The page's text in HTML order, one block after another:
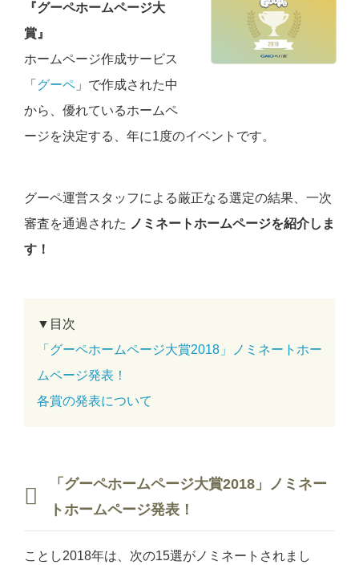
『グーペホームページ大
賞』
ホームページ作成サービス
「 グーペ 」で作成された中
から、優れているホームペ
ージを決定する、年に1度のイベントです。
グーペ運営スタッフによる厳正なる選定の結果、一次
審査を通過された ノミネートホームページを紹介しま
す！
▼目次
「グーペホームページ大賞2018」ノミネートホー
ムページ発表！
各賞の発表について
「グーペホームページ大賞2018」ノミネー
トホームページ発表！
ことし2018年は、次の15選がノミネートされまし